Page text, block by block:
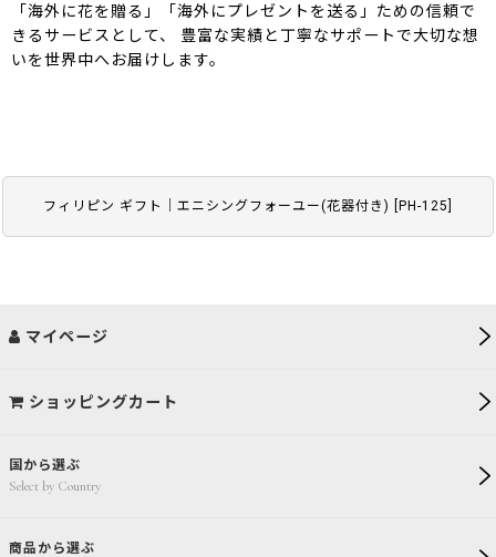
フィリピン ギフト｜エニシングフォーユー(花器付き) PH-125
「海外に花を贈る」「海外にプレゼントを送る」ための信頼で
きるサービスとして、 豊富な実績と丁寧なサポートで大切な想
いを世界中へお届けします。
国から選ぶ
Select by Country
商品から選ぶ
マイページ
ショッピングカート